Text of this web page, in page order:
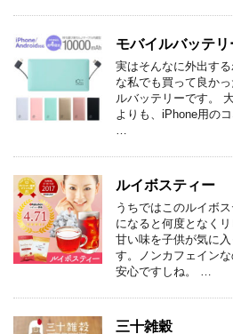
モバイルバッテリ
実はそんなに外出す
な私でも買って良か
ルバッテリーです。
よりも、iPhone用の
…
ルイボスティー
うちではこのルイボ
になると何度となく
甘い味を子供が気に
す。ノンカフェイン
安心ですしね。 …
三十雑穀